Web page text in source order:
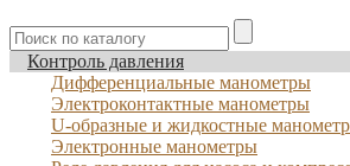
Контроль давления
Дифференциальные манометры
Электроконтактные манометры
U-образные и жидкостные
Электронные манометры